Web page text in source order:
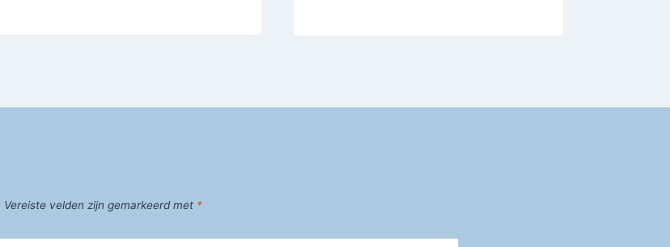
Vereiste velden zijn gemarkeerd met *